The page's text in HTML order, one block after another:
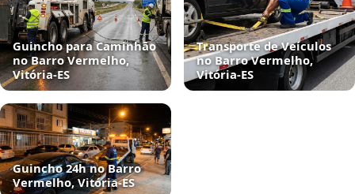
Guincho para Caminhão
no Barro Vermelho,
Vitória‑ES
Transporte de Veículos
no Barro Vermelho,
Vitória‑ES
Guincho 24h no Barro
Vermelho, Vitória‑ES